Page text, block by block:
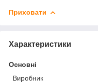
Приховати
Характеристики
Основні
Виробник